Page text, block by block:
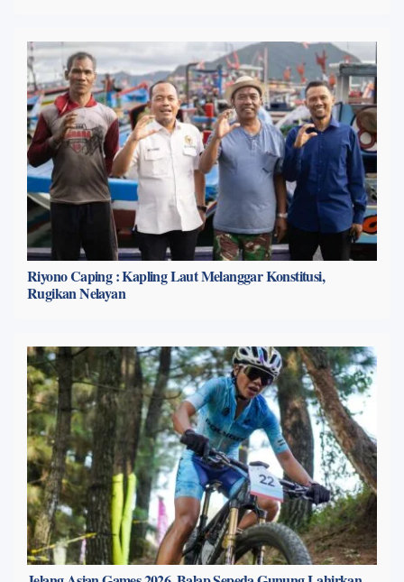
Riyono Caping : Kapling Laut Melanggar Konstitusi,
Rugikan Nelayan